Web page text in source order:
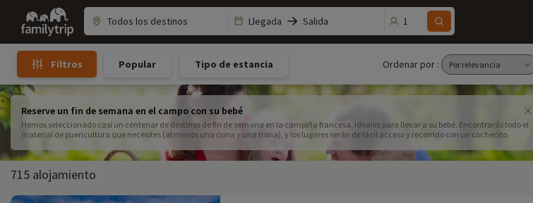
Family
trip
Llegada Salida 1
Filtros Popular Tipo de estancia Ordenar por :
Reserve un fin de semana en el campo con su bebé
Hemos seleccionado casi un centenar de destinos de fin de semana en la campiña francesa, ideales para llevar a su bebé. Encontrarás todo el
material de puericultura que necesites (al menos una cuna y una trona), y los lugares serán de fácil acceso y recorrido con un cochecito.
715 alojamiento